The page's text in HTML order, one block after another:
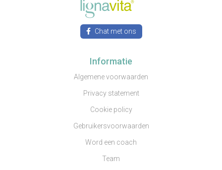
Chat met ons
Informatie
Algemene voorwaarden
Privacy statement
Cookie policy
Gebruikersvoorwaarden
Word een coach
Team